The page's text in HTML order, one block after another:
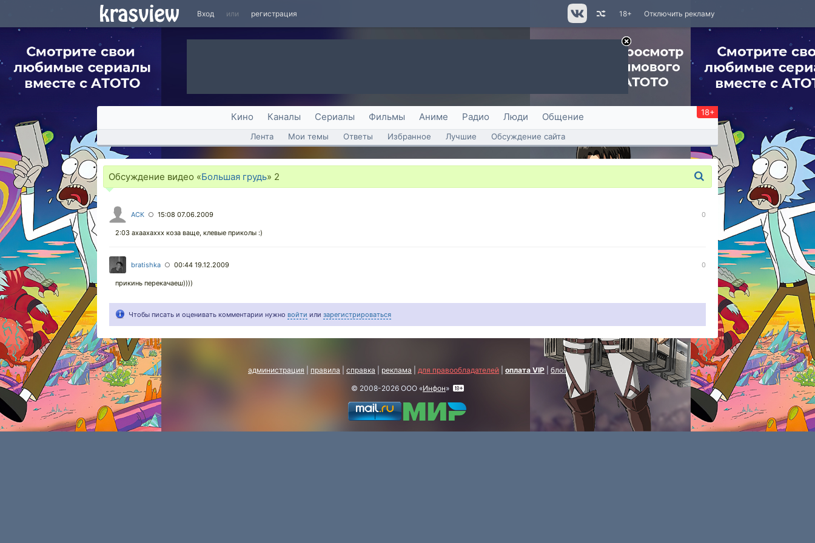
Вход или регистрация Отключить рекламу
18+
Кино Каналы Сериалы Фильмы Аниме Радио Люди Общение 18+
Лента Мои темы Ответы Избранное Лучшие Обсуждение сайта
Обсуждение видео «Большая грудь» 2
АСК ○ 15:08 07.06.2009 0
2:03 ахаахаххх коза ваще, клевые приколы :)
bratishka ○ 00:44 19.12.2009 0
прикинь перекачаеш))))
Чтобы писать и оценивать комментарии нужно войти или зарегистрироваться
администрация правила справка реклама для правообладателей оплата VIP
блог
© 2008-2026 ООО «Инфон»